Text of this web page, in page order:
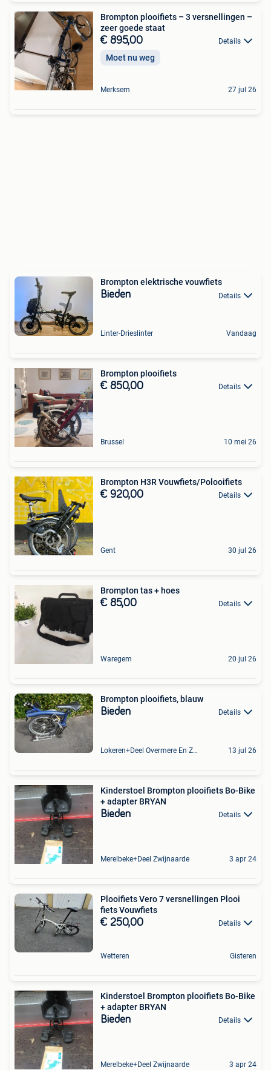
Brompton plooifiets – 3 versnellingen –
zeer goede staat
€ 895,00 Details
Moet nu weg
Merksem 27 jul 26
Brompton elektrische vouwfiets
Bieden Details
Linter-Drieslinter Vandaag
Brompton plooifiets
€ 850,00 Details
Brussel 10 mei 26
Brompton H3R Vouwfiets/Polooifiets
€ 920,00 Details
Gent 30 jul 26
Brompton tas + hoes
€ 85,00 Details
Waregem 20 jul 26
Brompton plooifiets, blauw
Bieden Details
Lokeren+Deel Overmere En Zele 13 jul 26
Kinderstoel Brompton plooifiets Bo-Bike
+ adapter BRYAN
Bieden Details
Merelbeke+Deel Zwijnaarde 3 apr 24
Plooifiets Vero 7 versnellingen Plooi
fiets Vouwfiets
€ 250,00 Details
Wetteren Gisteren
Kinderstoel Brompton plooifiets Bo-Bike
+ adapter BRYAN
Bieden Details
Merelbeke+Deel Zwijnaarde 3 apr 24